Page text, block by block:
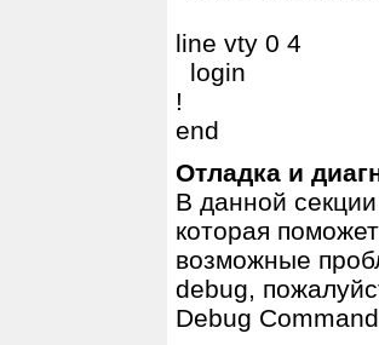
line vty 0 4
login
!
end
Отладка и
В данной
которая
возможные
debug,
Debug